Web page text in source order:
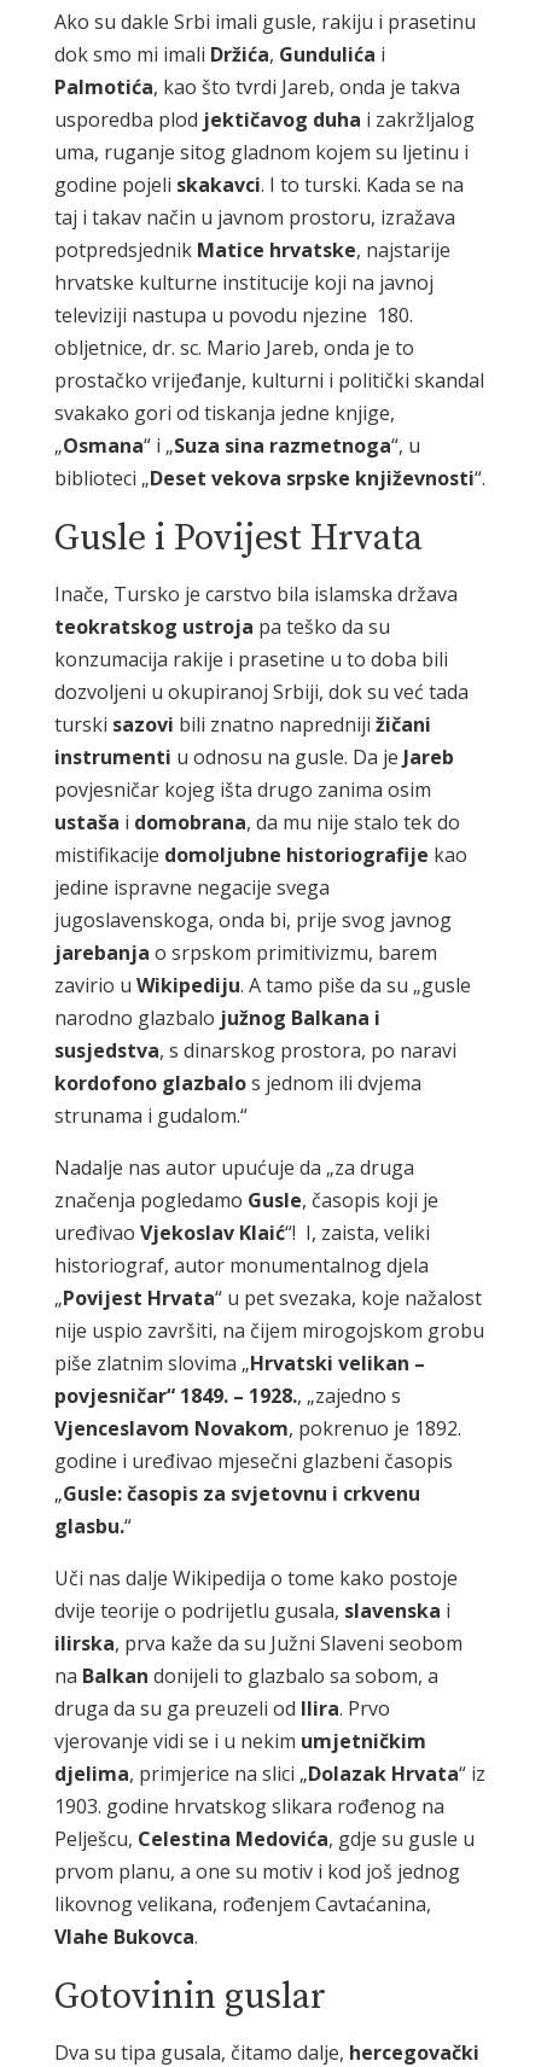
Ako su dakle Srbi imali gusle, rakiju i prasetinu
dok smo mi imali Držića, Gundulića i
Palmotića, kao što tvrdi Jareb, onda je takva
usporedba plod jektičavog duha i zakržljalog
uma, ruganje sitog gladnom kojem su ljetinu i
godine pojeli skakavci. I to turski. Kada se na
taj i takav način u javnom prostoru, izražava
potpredsjednik Matice hrvatske, najstarije
hrvatske kulturne institucije koji na javnoj
televiziji nastupa u povodu njezine 180.
obljetnice, dr. sc. Mario Jareb, onda je to
prostačko vrijeđanje, kulturni i politički skandal
svakako gori od tiskanja jedne knjige,
„Osmana“ i „Suza sina razmetnoga“, u
biblioteci „Deset vekova srpske književnosti“.
Gusle i Povijest Hrvata
Inače, Tursko je carstvo bila islamska država
teokratskog ustroja pa teško da su
konzumacija rakije i prasetine u to doba bili
dozvoljeni u okupiranoj Srbiji, dok su već tada
turski sazovi bili znatno napredniji žičani
instrumenti u odnosu na gusle. Da je Jareb
povjesničar kojeg išta drugo zanima osim
ustaša i domobrana, da mu nije stalo tek do
mistifikacije domoljubne historiografije kao
jedine ispravne negacije svega
jugoslavenskoga, onda bi, prije svog javnog
jarebanja o srpskom primitivizmu, barem
zavirio u Wikipediju. A tamo piše da su „gusle
narodno glazbalo južnog Balkana i
susjedstva, s dinarskog prostora, po naravi
kordofono glazbalos jednom ili dvjema
strunama i gudalom.“
Nadalje nas autor upućuje da „za druga
značenja pogledamo Gusle, časopis koji je
uređivao Vjekoslav Klaić“! I, zaista, veliki
historiograf, autor monumentalnog djela
„Povijest Hrvata“ u pet svezaka, koje nažalost
nije uspio završiti, na čijem mirogojskom grobu
piše zlatnim slovima „Hrvatski velikan –
povjesničar“ 1849. – 1928., „zajedno s
Vjenceslavom Novakom, pokrenuo je 1892.
godine i uređivao mjesečni glazbeni časopis
„Gusle: časopis za svjetovnu i crkvenu
glasbu.“
Uči nas dalje Wikipedija o tome kako postoje
dvije teorije o podrijetlu gusala, slavenska i
ilirska, prva kaže da su Južni Slaveni seobom
na Balkan donijeli to glazbalo sa sobom, a
druga da su ga preuzeli od Ilira. Prvo
vjerovanje vidi se i u nekim umjetničkim
djelima, primjerice na slici „Dolazak Hrvata“ iz
1903. godine hrvatskog slikara rođenog na
Pelješcu, Celestina Medovića, gdje su gusle u
prvom planu, a one su motiv i kod još jednog
likovnog velikana, rođenjem Cavtaćanina,
Vlahe Bukovca.
Gotovinin guslar
Dva su tipa gusala, čitamo dalje, hercegovački